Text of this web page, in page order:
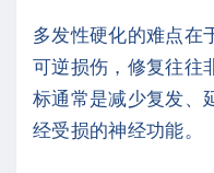
多发性硬化的难点在
可逆损伤，修复往往
标通常是减少复发、
经受损的神经功能。